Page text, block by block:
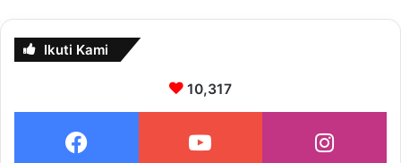
Ikuti Kami
10,317